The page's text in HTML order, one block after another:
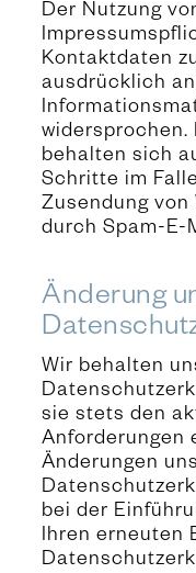
Der Nutzung
Kontaktdaten
ausdrücklich
widersprochen.
behalten sich
Schritte im
Zusendung
durch Spam-E-
Änderung
Wir behalten
sie stets den
Anforderungen
Änderungen
bei der
Ihren erneuten